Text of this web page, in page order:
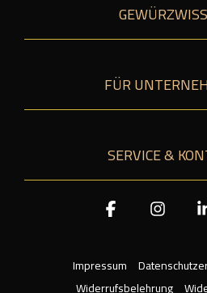
FÜR
SERVICE &
Impressum
Widerrufsbelehrung
Facebook